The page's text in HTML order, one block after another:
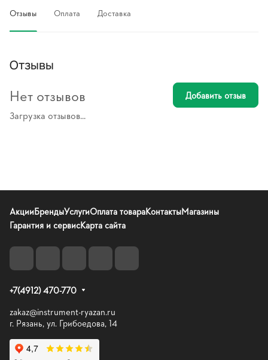
Отзывы Оплата Доставка
Отзывы
Загрузка отзывов...
Нет отзывов Добавить отзыв
АкцииБрендыУслугиОплата товараКонтактыМагазины
Гарантия и сервисКарта сайта
+7(4912) 470-770
zakaz@instrument-ryazan.ru
г. Рязань, ул. Грибоедова, 14